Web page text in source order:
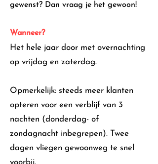
gewenst? Dan vraag je het gewoon!
Wanneer?
Het hele jaar door met overnachting
op vrijdag en zaterdag.
Opmerkelijk: steeds meer klanten
opteren voor een verblijf van 3
nachten (donderdag- of
zondagnacht inbegrepen). Twee
dagen vliegen gewoonweg te snel
voorbij.